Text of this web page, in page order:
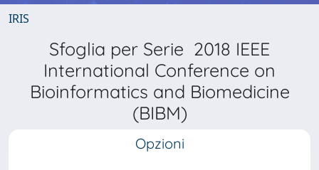
IRIS
Sfoglia per Serie 2018 IEEE
International Conference on
Bioinformatics and Biomedicine
(BIBM)
Opzioni